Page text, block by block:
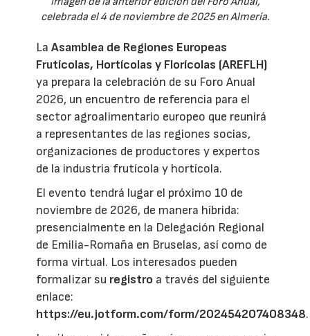
celebrada el 4 de noviembre de 2025 en Almería.
LaAsamblea de Regiones Europeas
Frutícolas, Hortícolas y Florícolas (AREFLH)
ya prepara la celebración de su Foro Anual
2026, un encuentro de referencia para el
sector agroalimentario europeo que reunirá
a representantes de las regiones socias,
organizaciones de productores y expertos
de la industria frutícola y hortícola.
El evento tendrá lugar el próximo 10 de
noviembre de 2026, de manera híbrida:
presencialmente en la Delegación Regional
de Emilia-Romaña en Bruselas, así como de
forma virtual. Los interesados pueden
formalizar su registro a través del siguiente
enlace:
https://eu.jotform.com/form/202454207408348.